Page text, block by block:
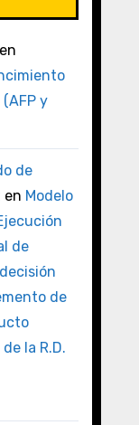
y
de
en Modelo
de
de
la R.D.